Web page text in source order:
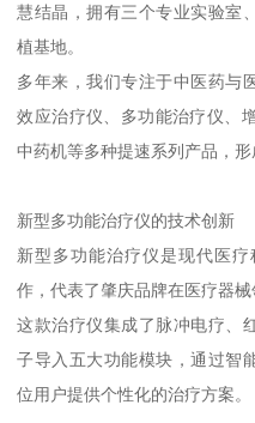
慧结晶，拥有三个专业实验室
植基地。
多年来，我们专注于中医药与
效应治疗仪、多功能治疗仪、
中药机等多种提速系列产品，
新型多功能治疗仪的技术创新
新型多功能治疗仪是现代医
作，代表了肇庆品牌在医疗器械
这款治疗仪集成了脉冲电疗、
子导入五大功能模块，通过智
位用户提供个性化的治疗方案。